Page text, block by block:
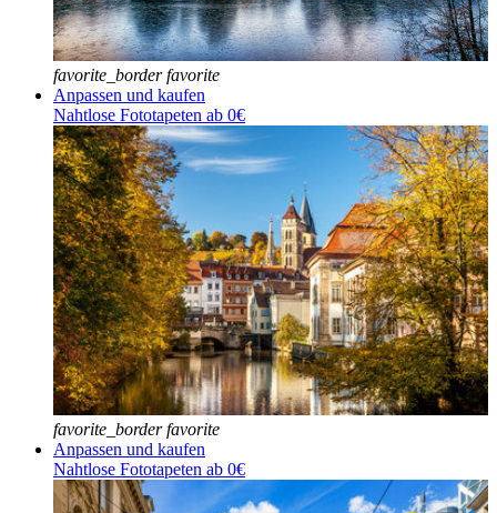
favorite_border favorite
Anpassen und kaufen
Nahtlose Fototapeten ab 0€
favorite_border favorite
Anpassen und kaufen
Nahtlose Fototapeten ab 0€